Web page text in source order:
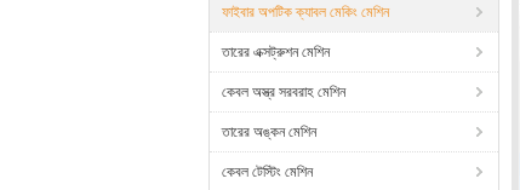
ফাইবার অপটিক ক্যাবল মেকিং মেশিন
তারের এক্সট্রুশন মেশিন
কেবল অস্ত্র সরবরাহ মেশিন
তারের অঙ্কন মেশিন
কেবল টেস্টিং মেশিন